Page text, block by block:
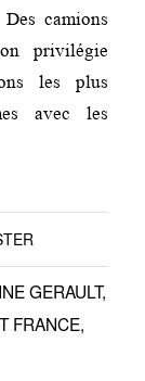
camions
privilégie
les plus
avec les
GERAULT,
FRANCE,